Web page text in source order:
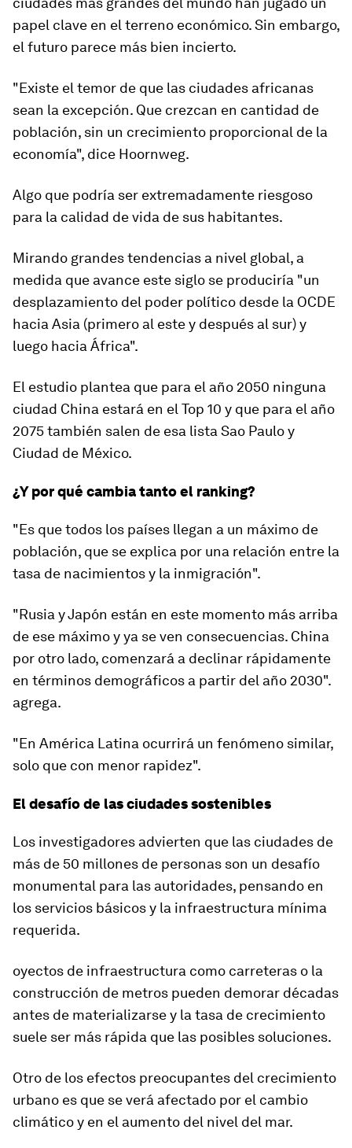
papel clave en el terreno económico. Sin embargo,
el futuro parece más bien incierto.
"Existe el temor de que las ciudades africanas
sean la excepción. Que crezcan en cantidad de
población, sin un crecimiento proporcional de la
economía", dice Hoornweg.
Algo que podría ser extremadamente riesgoso
para la calidad de vida de sus habitantes.
Mirando grandes tendencias a nivel global, a
medida que avance este siglo se produciría "un
desplazamiento del poder político desde la OCDE
hacia Asia (primero al este y después al sur) y
luego hacia África".
El estudio plantea que para el año 2050 ninguna
ciudad China estará en el Top 10 y que para el año
2075 también salen de esa listaSao Paulo y
Ciudad de México.
¿Y por qué cambia tanto el ranking?
"Es que todos los países llegan a un máximo de
población, que se explica por una relación entre la
tasa de nacimientos y la inmigración".
"Rusia y Japón están en este momento más arriba
de ese máximo y ya se ven consecuencias. China
por otro lado, comenzará a declinar rápidamente
en términos demográficos a partir del año 2030".
agrega.
"En América Latina ocurrirá un fenómeno similar,
solo que con menor rapidez".
El desafío de las ciudades sostenibles
Los investigadores advierten que las ciudades de
más de 50 millones de personas son un desafío
monumental para las autoridades, pensando en
los servicios básicos y la infraestructura mínima
requerida.
oyectos de infraestructura como carreteras o la
construcción de metros pueden demorar décadas
antes de materializarse y la tasa de crecimiento
suele ser más rápida que las posibles soluciones.
Otro de los efectos preocupantes del crecimiento
urbano es que se verá afectado por el cambio
climático y en el aumento del nivel del mar.